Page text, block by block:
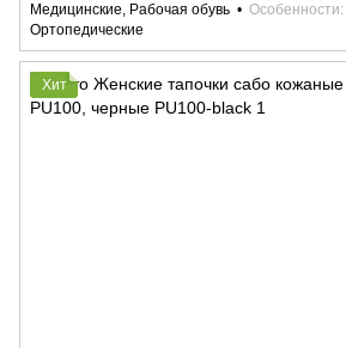
Медицинские, Рабочая обувь
Особенности
Ортопедические
Хит